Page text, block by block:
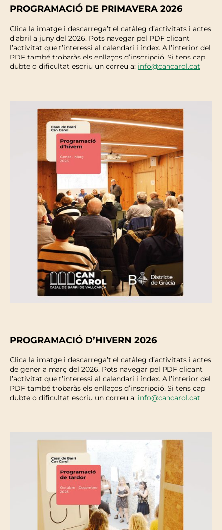
PROGRAMACIÓ DE PRIMAVERA 2026
Clica la imatge i descarrega’t el catàleg d’activitats i actes
d’abril a juny del 2026. Pots navegar pel PDF clicant
l’activitat que t’interessi al calendari i índex. A l’interior del
PDF també trobaràs els enllaços d’inscripció. Si tens cap
dubte o dificultat escriu un correu a: info@cancarol.cat
PROGRAMACIÓ D’HIVERN 2026
Clica la imatge i descarrega’t el catàleg d’activitats i actes
de gener a març del 2026. Pots navegar pel PDF clicant
l’activitat que t’interessi al calendari i índex. A l’interior del
PDF també trobaràs els enllaços d’inscripció. Si tens cap
dubte o dificultat escriu un correu a: info@cancarol.cat